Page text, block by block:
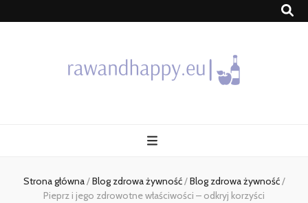
Strona główna/Blog zdrowa żywność/Blog zdrowa żywność/
Pieprz i jego zdrowotne właściwości – odkryj korzyści